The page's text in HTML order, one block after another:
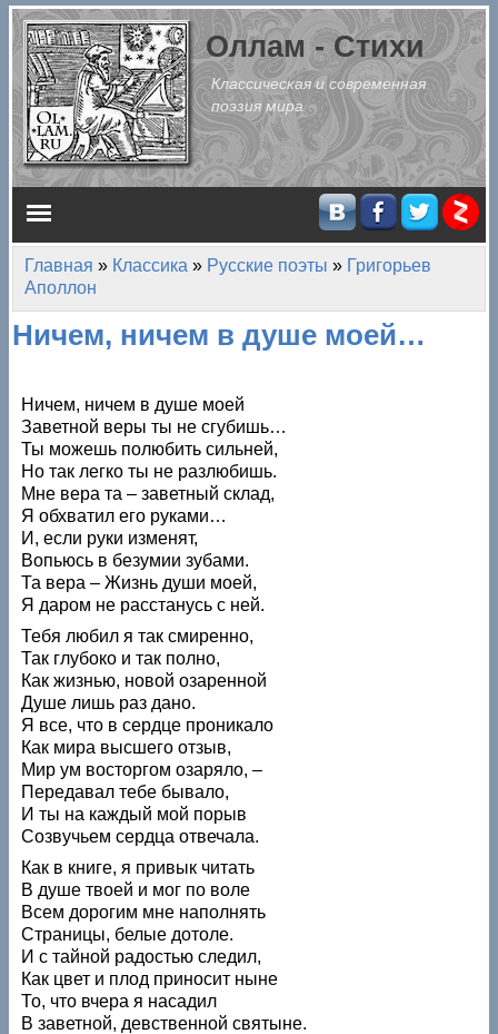
Перейти к основному содержанию
Оллам - Стихи
Классическая и современная
поэзия мира
Главное меню
Вы здесь
Главная » Классика » Русские поэты » Григорьев
Аполлон
Ничем, ничем в душе моей…
Ничем, ничем в душе моей
Заветной веры ты не сгубишь…
Ты можешь полюбить сильней,
Но так легко ты не разлюбишь.
Мне вера та – заветный склад,
Я обхватил его руками…
И, если руки изменят,
Вопьюсь в безумии зубами.
Та вера – Жизнь души моей,
Я даром не расстанусь с ней.
Тебя любил я так смиренно,
Так глубоко и так полно,
Как жизнью, новой озаренной
Душе лишь раз дано.
Я все, что в сердце проникало
Как мира высшего отзыв,
Мир ум восторгом озаряло, –
Передавал тебе бывало,
И ты на каждый мой порыв
Созвучьем сердца отвечала.
Как в книге, я привык читать
В душе твоей и мог по воле
Всем дорогим мне наполнять
Страницы, белые дотоле.
И с тайной радостью следил,
Как цвет и плод приносит ныне
То, что вчера я насадил
В заветной, девственной святыне.